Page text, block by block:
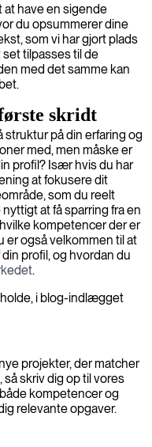
have en sigende
du opsummerer dine
som vi har gjort plads
tilpasses til de
med det samme kan
skridt
på din erfaring og
med, men måske er
profil? Især hvis du har
at fokusere dit
som du reelt
at få sparring fra en
kompetencer der er
er også velkommen til at
profil, og hvordan du
.
i blog-indlægget
projekter, der matcher
skriv dig op til vores
kompetencer og
relevante opgaver.